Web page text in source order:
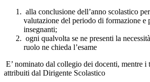
alla conclusione dell’anno scolastico
valutazione del periodo di formazione e
insegnanti;
ogni qualvolta se ne presenti la
ruolo ne chieda l’esame
E’ nominato dal collegio dei docenti, mentre i
attribuiti dal Dirigente Scolastico